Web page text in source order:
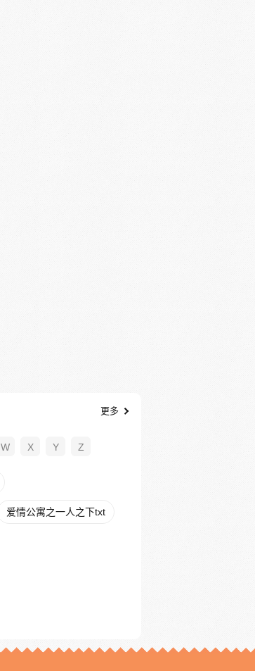
更多
W X Y Z
爱情公寓之一人之下txt